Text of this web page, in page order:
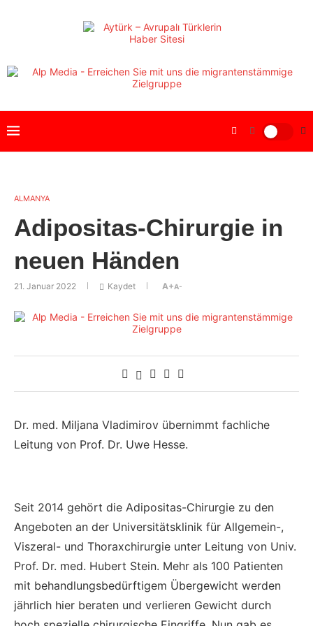
ALMANYA
Adipositas-Chirurgie in
neuen Händen
21. Januar 2022 Kaydet A+A-
Dr. med. Miljana Vladimirov übernimmt fachliche
Leitung von Prof. Dr. Uwe Hesse.
Seit 2014 gehört die Adipositas-Chirurgie zu den
Angeboten an der Universitätsklinik für Allgemein-,
Viszeral- und Thoraxchirurgie unter Leitung von Univ.
Prof. Dr. med. Hubert Stein. Mehr als 100 Patienten
mit behandlungsbedürftigem Übergewicht werden
jährlich hier beraten und verlieren Gewicht durch